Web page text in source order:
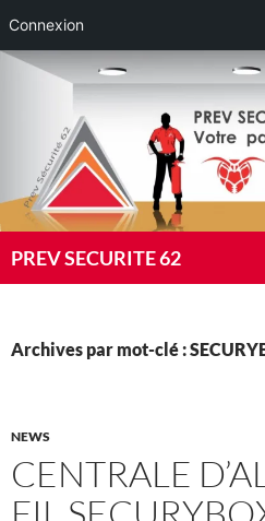
Connexion
Aller
PREV SECURITE 62
Archives par mot-clé :
NEWS
CENTRALE